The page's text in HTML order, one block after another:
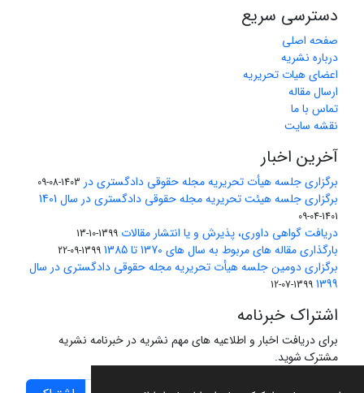
دسترسی سریع
صفحه اصلی
درباره نشریه
اعضای هیات تحریریه
ارسال مقاله
تماس با ما
نقشه سایت
آخرین اخبار
برگزاری جلسه هیأت تحریریه مجله حقوقی دادگستری در 1403-08-09
برگزاری جلسه هیئت تحریریه مجله حقوقی دادگستری در سال 1401
1401-04-09
دریافت گواهی داوری، پذیرش و یا انتشار مقالات 1399-10-13
بارگذاری مقاله های مربوط به سال های 1370 تا 1385 1399-09-22
برگزاری دومین جلسه هیأت تحریریه مجله حقوقی دادگستری در سال
1399
1399-07-12
اشتراک خبرنامه
برای دریافت اخبار و اطلاعیه های مهم نشریه در خبرنامه نشریه
مشترک شوید.